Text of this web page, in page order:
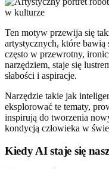
Ten motyw przewija się
artystycznych, które bawią
często w przewrotny,
narzędziem, staje się
słabości i aspiracje.
Narzędzie takie jak
eksplorować te tematy,
inspirują do tworzenia
kondycją człowieka w
Kiedy AI staje się